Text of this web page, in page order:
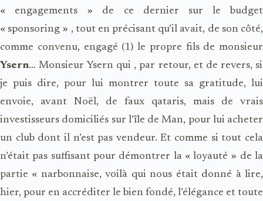
« engagements » de ce dernier sur le budget
« sponsoring » , tout en précisant qu’il avait, de son côté,
comme convenu, engagé (1) le propre fils de monsieur
Ysern… Monsieur Ysern qui , par retour, et de revers, si
je puis dire, pour lui montrer toute sa gratitude, lui
envoie, avant Noël, de faux qataris, mais de vrais
investisseurs domiciliés sur l’île de Man, pour lui acheter
un club dont il n’est pas vendeur. Et comme si tout cela
n’était pas suffisant pour démontrer la « loyauté » de la
partie « narbonnaise, voilà qui nous était donné à lire,
hier, pour en accréditer le bien fondé, l’élégance et toute